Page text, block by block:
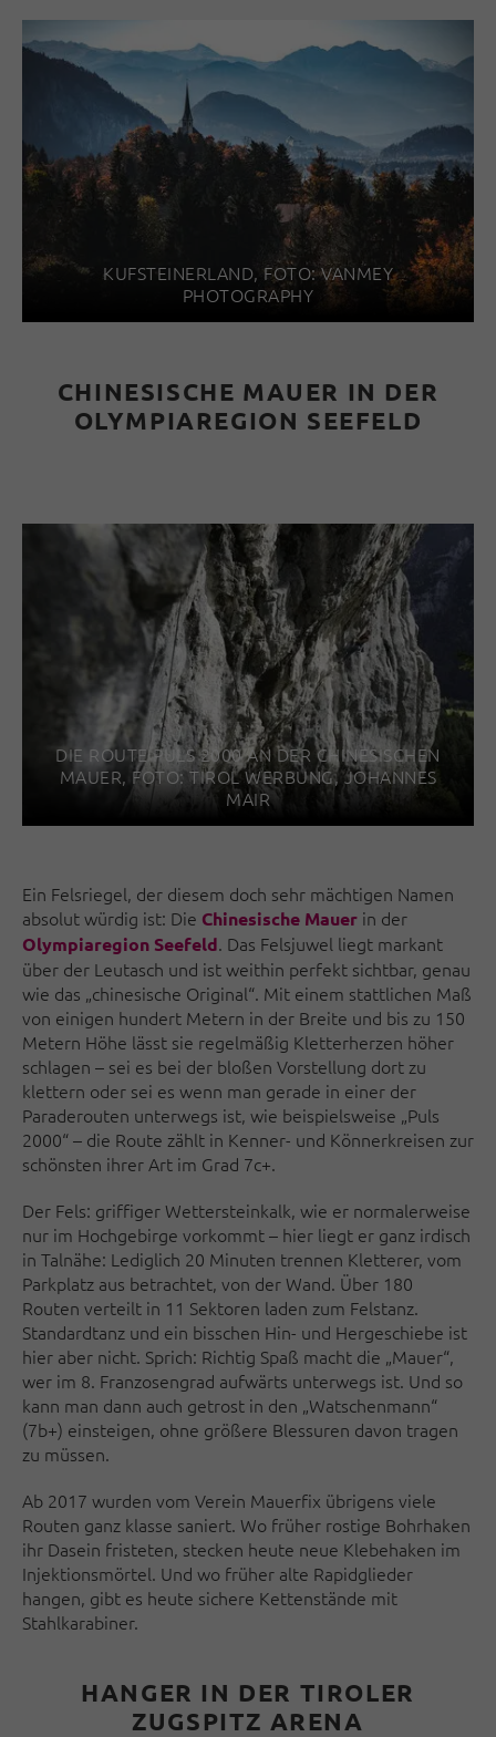
KUFSTEINERLAND, FOTO: VANMEY
PHOTOGRAPHY
CHINESISCHE MAUER IN DER
OLYMPIAREGION SEEFELD
DIE ROUTE PULS 2000 AN DER CHINESISCHEN
MAUER, FOTO: TIROL WERBUNG, JOHANNES
MAIR
Ein Felsriegel, der diesem doch sehr mächtigen Namen
absolut würdig ist: Die Chinesische Mauer in der
Olympiaregion Seefeld. Das Felsjuwel liegt markant
über der Leutasch und ist weithin perfekt sichtbar, genau
wie das „chinesische Original“. Mit einem stattlichen Maß
von einigen hundert Metern in der Breite und bis zu 150
Metern Höhe lässt sie regelmäßig Kletterherzen höher
schlagen – sei es bei der bloßen Vorstellung dort zu
klettern oder sei es wenn man gerade in einer der
Paraderouten unterwegs ist, wie beispielsweise „Puls
2000“ – die Route zählt in Kenner- und Könnerkreisen zur
schönsten ihrer Art im Grad 7c+.
Der Fels: griffiger Wettersteinkalk, wie er normalerweise
nur im Hochgebirge vorkommt – hier liegt er ganz irdisch
in Talnähe: Lediglich 20 Minuten trennen Kletterer, vom
Parkplatz aus betrachtet, von der Wand. Über 180
Routen verteilt in 11 Sektoren laden zum Felstanz.
Standardtanz und ein bisschen Hin- und Hergeschiebe ist
hier aber nicht. Sprich: Richtig Spaß macht die „Mauer“,
wer im 8. Franzosengrad aufwärts unterwegs ist. Und so
kann man dann auch getrost in den „Watschenmann“
(7b+) einsteigen, ohne größere Blessuren davon tragen
zu müssen.
Ab 2017 wurden vom Verein Mauerfix übrigens viele
Routen ganz klasse saniert. Wo früher rostige Bohrhaken
ihr Dasein fristeten, stecken heute neue Klebehaken im
Injektionsmörtel. Und wo früher alte Rapidglieder
hangen, gibt es heute sichere Kettenstände mit
Stahlkarabiner.
HANGER IN DER TIROLER
ZUGSPITZ ARENA